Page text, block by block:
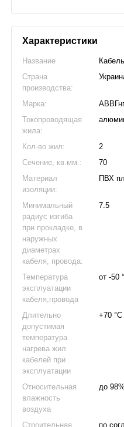
Характеристики
Название
Страна
производства:
Марка:
Токопроводящая
жила:
Кол-во жил:
2
Сечение, кв.мм.:
70
Материал
изоляции:
ПВХ
Минимальный
радиус изгиба
при прокладке, в
наружных
диаметрах
кабеля, провода:
7.5
Температура
эксплуатации
кабеля,провода
от -50
Длительно
допустимая
температура
нагрева жил
кабелей при
эксплуатации
+70 °С
Относительная
влажность
воздуха
до
Строительная
по